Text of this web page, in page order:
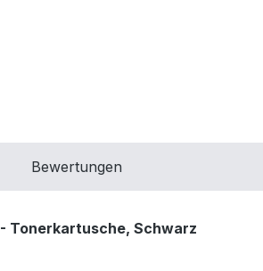
Bewertungen
- Tonerkartusche, Schwarz